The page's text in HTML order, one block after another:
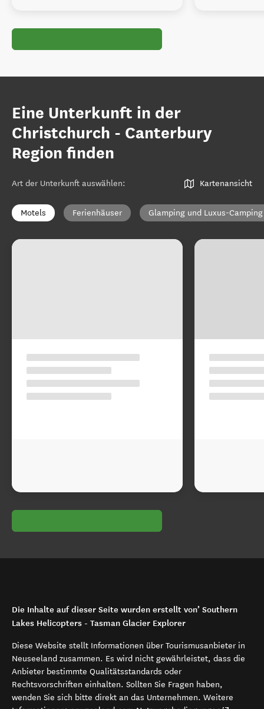
Eine Unterkunft in der
Christchurch - Canterbury
Region finden
Art der Unterkunft auswählen: Kartenansicht
Motels Ferienhäuser Glamping und Luxus-Camping
Die Inhalte auf dieser Seite wurden erstellt von’ Southern
Lakes Helicopters - Tasman Glacier Explorer
Diese Website stellt Informationen über Tourismusanbieter in
Neuseeland zusammen. Es wird nicht gewährleistet, dass die
Anbieter bestimmte Qualitätsstandards oder
Rechtsvorschriften einhalten. Sollten Sie Fragen haben,
wenden Sie sich bitte direkt an das Unternehmen. Weitere